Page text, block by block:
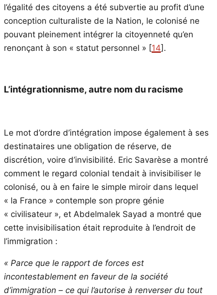
l’égalité des citoyens a été subvertie au profit d’une
conception culturaliste de la Nation, le colonisé ne
pouvant pleinement intégrer la citoyenneté qu’en
renonçant à son « statut personnel » [14].
L’intégrationnisme, autre nom du racisme
Le mot d’ordre d’intégration impose également à ses
destinataires une obligation de réserve, de
discrétion, voire d’invisibilité. Eric Savarèse a montré
comment le regard colonial tendait à invisibiliser le
colonisé, ou à en faire le simple miroir dans lequel
« la France » contemple son propre génie
« civilisateur », et Abdelmalek Sayad a montré que
cette invisibilisation était reproduite à l’endroit de
l’immigration :
« Parce que le rapport de forces est
incontestablement en faveur de la société
d’immigration – ce qui l’autorise à renverser du tout